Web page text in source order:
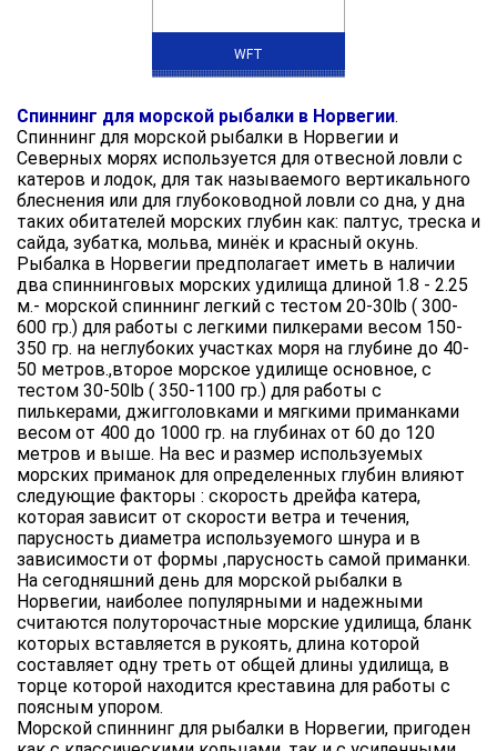
WFT
Спиннинг для морской рыбалки в Норвегии.
Спиннинг для морской рыбалки в Норвегии и
Северных морях используется для отвесной ловли с
катеров и лодок, для так называемого вертикального
блеснения или для глубоководной ловли со дна, у дна
таких обитателей морских глубин как: палтус, треска и
сайда, зубатка, мольва, минёк и красный окунь.
Рыбалка в Норвегии предполагает иметь в наличии
два спиннинговых морских удилища длиной 1.8 - 2.25
м.- морской спиннинг легкий с тестом 20-30lb ( 300-
600 гр.) для работы с легкими пилкерами весом 150-
350 гр. на неглубоких участках моря на глубине до 40-
50 метров.,второе морское удилище основное, с
тестом 30-50lb ( 350-1100 гр.) для работы с
пилькерами, джигголовками и мягкими приманками
весом от 400 до 1000 гр. на глубинах от 60 до 120
метров и выше. На вес и размер используемых
морских приманок для определенных глубин влияют
следующие факторы : скорость дрейфа катера,
которая зависит от скорости ветра и течения,
парусность диаметра используемого шнура и в
зависимости от формы ,парусность самой приманки.
На сегодняшний день для морской рыбалки в
Норвегии, наиболее популярными и надежными
считаются полуторочастные морские удилища, бланк
которых вставляется в рукоять, длина которой
составляет одну треть от общей длины удилища, в
торце которой находится креставина для работы с
поясным упором.
Морской спиннинг для рыбалки в Норвегии, пригоден